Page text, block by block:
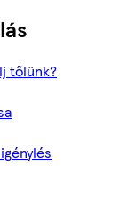
tőlünk?